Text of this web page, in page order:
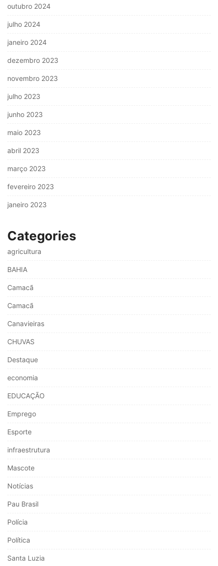
outubro 2024
julho 2024
janeiro 2024
dezembro 2023
novembro 2023
julho 2023
junho 2023
maio 2023
abril 2023
março 2023
fevereiro 2023
janeiro 2023
Categories
agricultura
BAHIA
Camacã
Camacã
Canavieiras
CHUVAS
Destaque
economia
EDUCAÇÃO
Emprego
Esporte
infraestrutura
Mascote
Notícias
Pau Brasil
Polícia
Política
Santa Luzia